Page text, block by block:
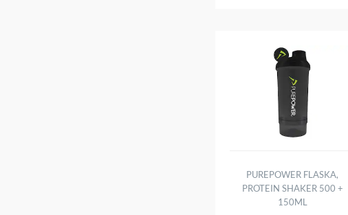
PUREPOWER FLASKA,
PROTEIN SHAKER 500 +
150ML